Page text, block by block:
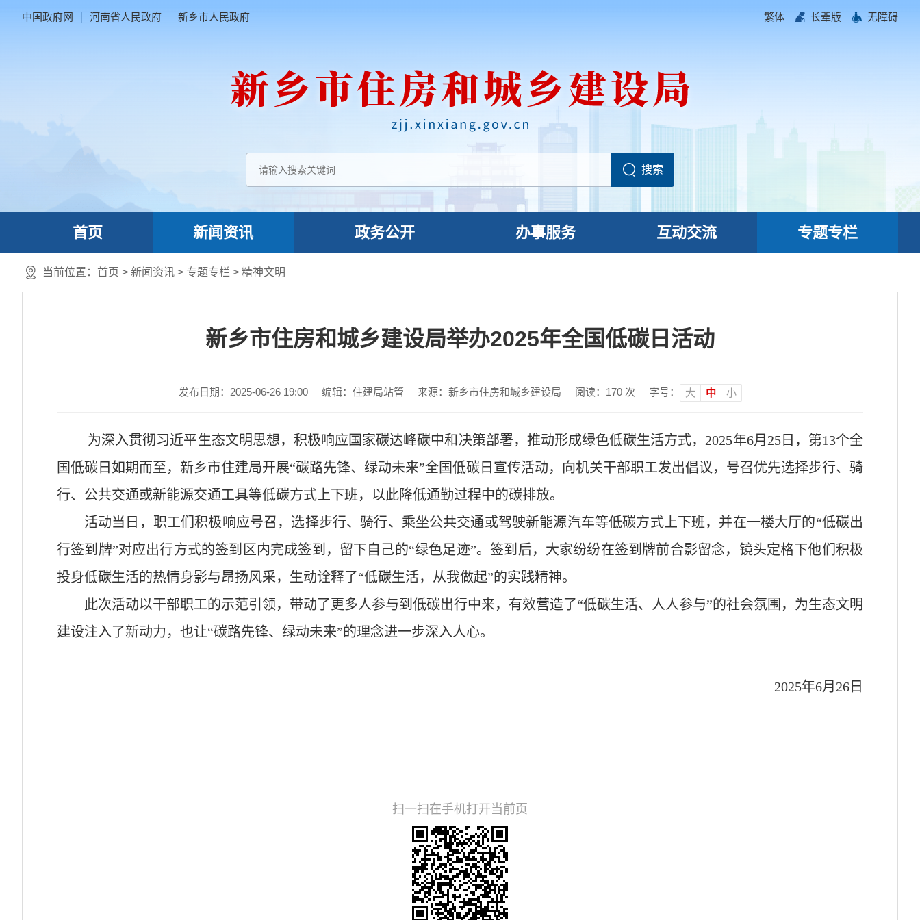
中国政府网 河南省人民政府 新乡市人民政府 繁体 长辈版 无障碍
首页 新闻资讯 政务公开 办事服务 互动交流 专题专栏
当前位置： 首页 > 新闻资讯 > 专题专栏 > 精神文明
新乡市住房和城乡建设局举办2025年全国低碳日活动​
发布日期：2025-06-26 19:00 编辑：住建局站管 来源：新乡市住房和城乡建设局 阅读： 170次 字号： 大 中 小
为深入贯彻习近平生态文明思想，积极响应国家碳达峰碳中和决策部署，推动形成绿色低碳生活方式，2025年6月25日，第13个全
国低碳日如期而至，新乡市住建局开展“碳路先锋、绿动未来”全国低碳日宣传活动，向机关干部职工发出倡议，号召优先选择步行、骑
行、公共交通或新能源交通工具等低碳方式上下班，以此降低通勤过程中的碳排放。
活动当日，职工们积极响应号召，选择步行、骑行、乘坐公共交通或驾驶新能源汽车等低碳方式上下班，并在一楼大厅的“低碳出
行签到牌”对应出行方式的签到区内完成签到，留下自己的“绿色足迹”。签到后，大家纷纷在签到牌前合影留念，镜头定格下他们积极
投身低碳生活的热情身影与昂扬风采，生动诠释了“低碳生活，从我做起”的实践精神。
此次活动以干部职工的示范引领，带动了更多人参与到低碳出行中来，有效营造了“低碳生活、人人参与”的社会氛围，为生态文明
建设注入了新动力，也让“碳路先锋、绿动未来”的理念进一步深入人心。
2025年6月26日
扫一扫在手机打开当前页